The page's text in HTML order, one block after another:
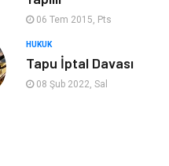
06 Tem 2015, Pts
HUKUK
Tapu İptal Davası
08 Şub 2022, Sal